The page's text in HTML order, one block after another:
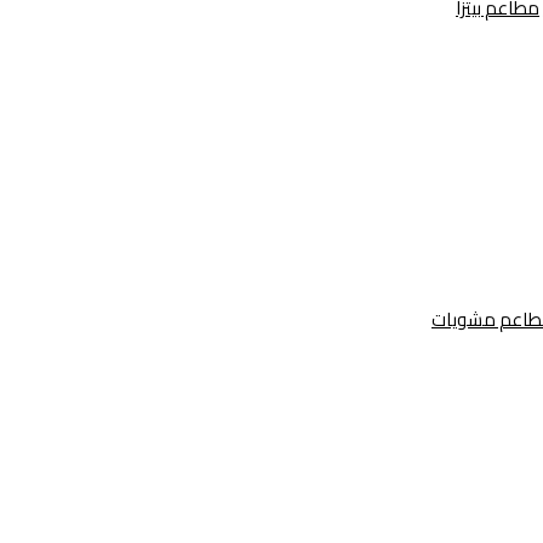
مطاعم بيتزا
مشويات